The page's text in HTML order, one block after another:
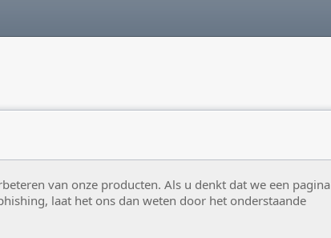
van onze producten. Als u denkt dat we een pagina
laat het ons dan weten door het onderstaande